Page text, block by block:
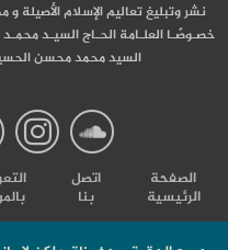
نشر وتبليغ تعاليم الإسلام الأصيلة و
خصـوصًـا العلـامة الحـاج السيـد
السيد محمد محسن
الصفحة
الرئيسية
اتصل
بنا